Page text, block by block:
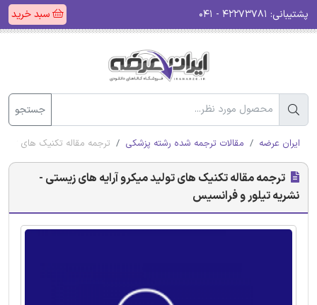
پشتیبانی: سبد خرید
جستجو
ایران عرضه مقالات ترجمه شده رشته پزشکی ترجمه مقاله تکنیک های
ترجمه مقاله تکنیک های تولید میکرو آرایه های زیستی -
نشریه تیلور و فرانسیس